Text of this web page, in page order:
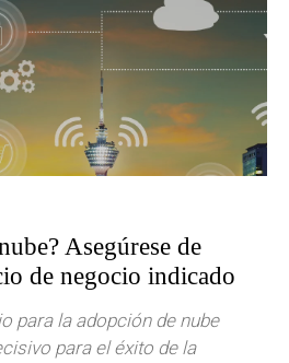
Asegúrese de
de negocio indicado
para la adopción de nube
para el éxito de la